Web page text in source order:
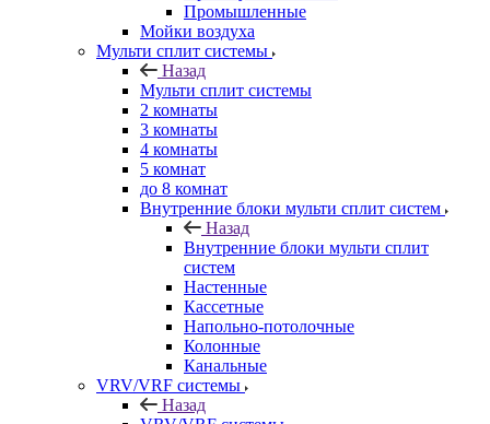
Промышленные
Мойки воздуха
Мульти сплит системы
Назад
Мульти сплит системы
2 комнаты
3 комнаты
4 комнаты
5 комнат
до 8 комнат
Внутренние блоки мульти сплит систем
Назад
Внутренние блоки мульти сплит
систем
Настенные
Кассетные
Напольно-потолочные
Колонные
Канальные
VRV/VRF системы
Назад